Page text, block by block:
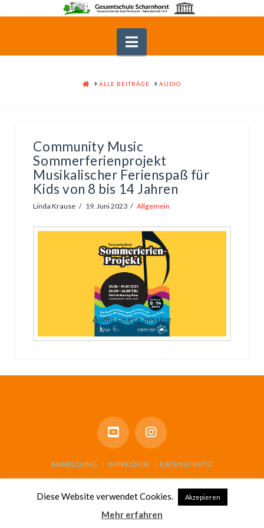
Navigation
HOMEALLE BEITRÄGE AUDIO
Community Music
Sommerferienprojekt
Musikalischer Ferienspaß für
Kids von 8 bis 14 Jahren
Linda Krause 19. Juni 2023 Allgemein
Audio source missing
ANMELDUNG IMPRESSUM DATENSCHUTZ
Diese Website verwendet Cookies. Akzepieren
Mehr erfahren